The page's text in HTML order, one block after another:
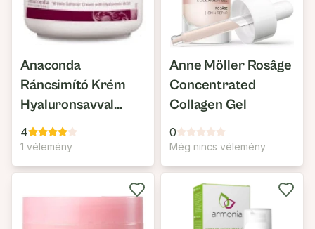
Anaconda
Ráncsimító Krém
Hyaluronsavval
(régi)
4
1 vélemény
Anne Möller Rosâge
Concentrated
Collagen Gel
0
Még nincs vélemény